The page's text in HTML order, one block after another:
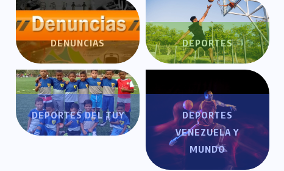
DENUNCIAS DEPORTES
DEPORTES DEL TUY
DEPORTES
VENEZUELA Y
MUNDO